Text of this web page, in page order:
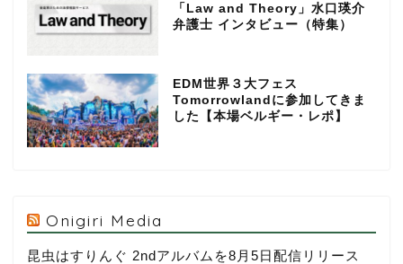
「Law and Theory」水口瑛介
弁護士 インタビュー（特集）
EDM世界３大フェス
Tomorrowlandに参加してきま
した【本場ベルギー・レポ】
Onigiri Media
昆虫はすりんぐ 2ndアルバムを8月5日配信リリース